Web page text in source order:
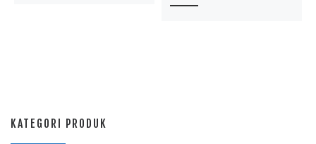
KATEGORI PRODUK